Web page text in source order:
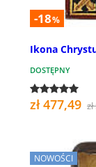
-18%
Ikona
DOSTĘPNY
zł 477,49
NOWOŚCI